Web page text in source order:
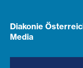
Diakonie
Media